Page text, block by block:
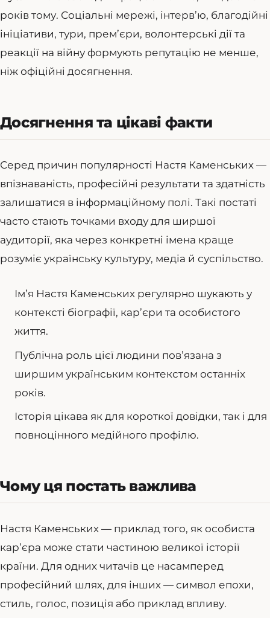
років тому. Соціальні мережі, інтерв’ю, благодійні
ініціативи, тури, прем’єри, волонтерські дії та
реакції на війну формують репутацію не менше,
ніж офіційні досягнення.
Досягнення та цікаві факти
Серед причин популярності Настя Каменських —
впізнаваність, професійні результати та здатність
залишатися в інформаційному полі. Такі постаті
часто стають точками входу для ширшої
аудиторії, яка через конкретні імена краще
розуміє українську культуру, медіа й суспільство.
Ім’я Настя Каменських регулярно шукають у
контексті біографії, кар’єри та особистого
життя.
Публічна роль цієї людини пов’язана з
ширшим українським контекстом останніх
років.
Історія цікава як для короткої довідки, так і для
повноцінного медійного профілю.
Чому ця постать важлива
Настя Каменських — приклад того, як особиста
кар’єра може стати частиною великої історії
країни. Для одних читачів це насамперед
професійний шлях, для інших — символ епохи,
стиль, голос, позиція або приклад впливу.